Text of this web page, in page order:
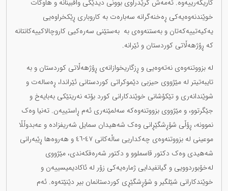
کاریگەرییەوە. ئەمەش گرێدراوی بوونی دیدێکی واقبینانە و هاوکات
خوێندنەوەیەکی ڕەخنەگرانە سەبارەت بە کاروباری ڕێکخراوەیی
یەکیەتییەکەتان و بەستنەوەی بە بەستێنی سەرەکیی کاروچالاکییەکانتانە
کە ڕۆژهەڵاتی کوردستان و ئێرانە.
لە بزووتنەوەی نەتەوەیی و ڕزگاریخوازانەی ڕۆژهەڵاتی کوردستان و بە
تایبەتیتر لە مێژووی حیزبی دێموکراتی کوردستانی ئێراندا، ڕەسالەت و
شوێندانەری و تێکۆشانی خوێندکارانی کورد بۆتە نەریتێکی بەبایەخ و
جێگرتوو، و مێژووی بزووتنەوەکە سەلمێنەری ئەم ڕاستییەن. تەنیا وەک
نموونە، ڕۆڵی شۆڕشگێڕانی وەک شەهیدان سمایل شەریفزادە و عەبدوڵڵا
موعینی لە بزووتنەوەی چەکداریی ساڵەکانی ٤٧-٤٦ و هەروەها ڕێبەرانی
شەهیدی وەک دکتور قاسملوو و دکتور شەرەفکەندی، مێژووی
لەخۆبوردوویی و گیانفیدایی ژمارەیەکی زۆر لە ئاکادیمیسییەن و
خوێندکارانی شێلگیر و شۆڕشگێڕی کوردستانمان بیر دێنێتەوە. ئەم